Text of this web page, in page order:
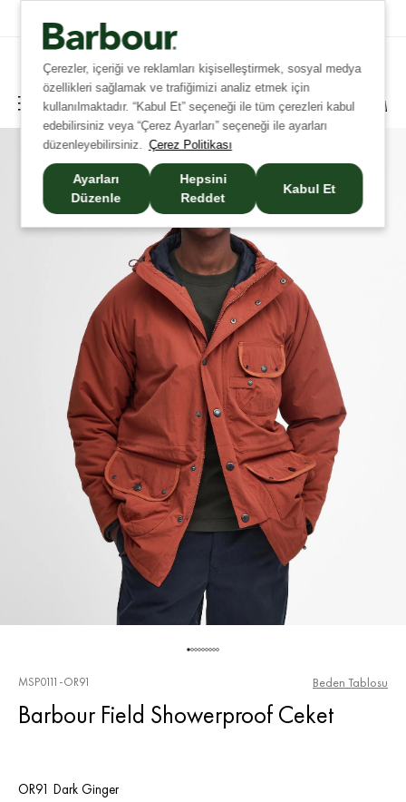
Çerezler, içeriği ve reklamları kişiselleştirmek, sosyal medya
özellikleri sağlamak ve trafiğimizi analiz etmek için
kullanılmaktadır. “Kabul Et” seçeneği ile tüm çerezleri kabul
edebilirsiniz veya “Çerez Ayarları” seçeneği ile ayarları
düzenleyebilirsiniz. Çerez Politikası
Ayarları
Düzenle
Hepsini
Reddet
Kabul Et
MSP0111-OR91
Barbour Field Showerproof Ceket
Beden Tablosu
OR91 Dark Ginger